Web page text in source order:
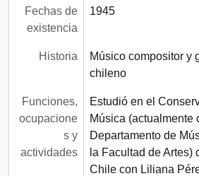
Fechas de
existencia
1945
Historia
Músico compositor y
chileno
Funciones,
ocupacione
s y
actividades
Estudió en el
Música (actualmente
Departamento de
la Facultad de Artes)
Chile con Liliana